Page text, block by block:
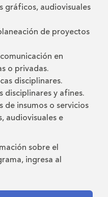
gráficos, audiovisuales
de proyectos
en
o privadas.
disciplinares.
disciplinares y afines.
de insumos o servicios
audiovisuales e
sobre el
ingresa al